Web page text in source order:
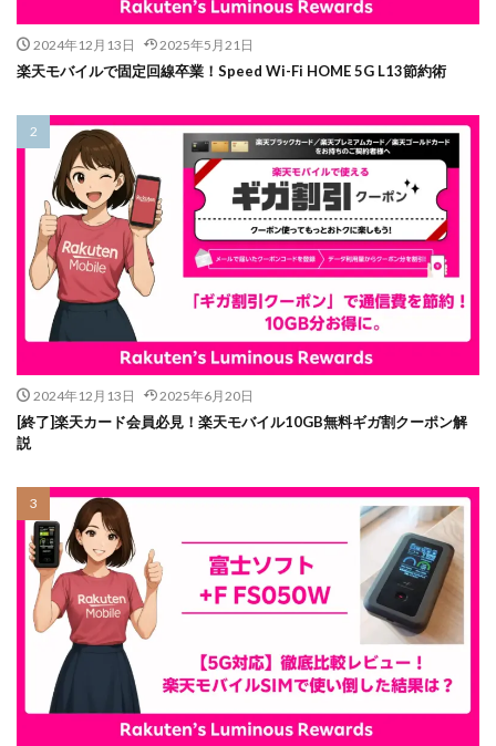
2024年12月13日 2025年5月21日
楽天モバイルで固定回線卒業！Speed Wi-Fi HOME 5G L13節約術
2024年12月13日 2025年6月20日
[終了]楽天カード会員必見！楽天モバイル10GB無料ギガ割クーポン解
説